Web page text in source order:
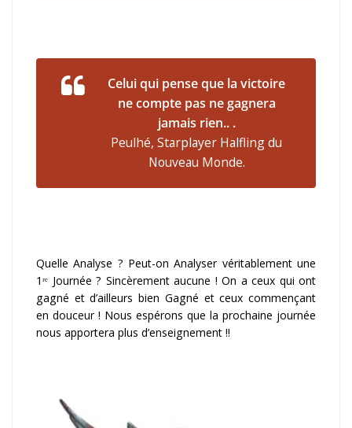
Celui qui pense que la victoire
ne compte pas ne gagnera
jamais rien.. .
Peulhé, Starplayer Halfling du
Nouveau Monde.
Quelle Analyse ? Peut-on Analyser véritablement une
1ʳᵉ Journée ? Sincèrement aucune ! On a ceux qui ont
gagné et d’ailleurs bien Gagné et ceux commençant
en douceur ! Nous espérons que la prochaine journée
nous apportera plus d’enseignement !!